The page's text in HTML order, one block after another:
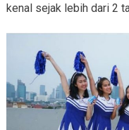
kenal sejak lebih dari 2